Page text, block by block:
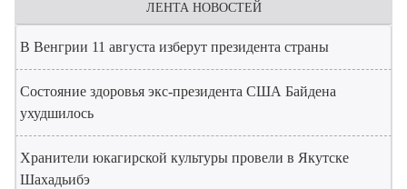
ЛЕНТА НОВОСТЕЙ
В Венгрии 11 августа изберут президента страны
Состояние здоровья экс-президента США Байдена
ухудшилось
Хранители юкагирской культуры провели в Якутске
Шахадьибэ